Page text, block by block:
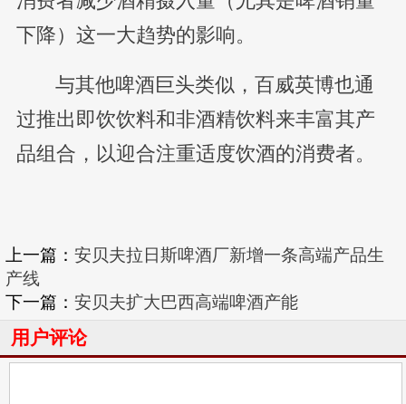
下降）这一大趋势的影响。
与其他啤酒巨头类似，百威英博也通
过推出即饮饮料和非酒精饮料来丰富其产
品组合，以迎合注重适度饮酒的消费者。
上一篇： 安贝夫拉日斯啤酒厂新增一条高端产品生
产线
下一篇： 安贝夫扩大巴西高端啤酒产能
用户评论